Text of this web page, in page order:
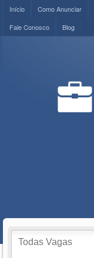
Início Como Anunciar
Fale Conosco
Blog